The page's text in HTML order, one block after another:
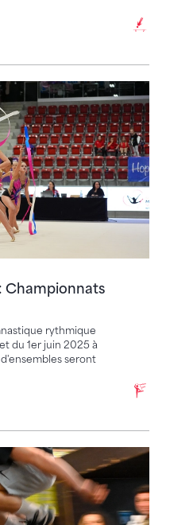
Championnats
rythmique
du 1er juin 2025 à
seront
suisses à
de parkour a été donné